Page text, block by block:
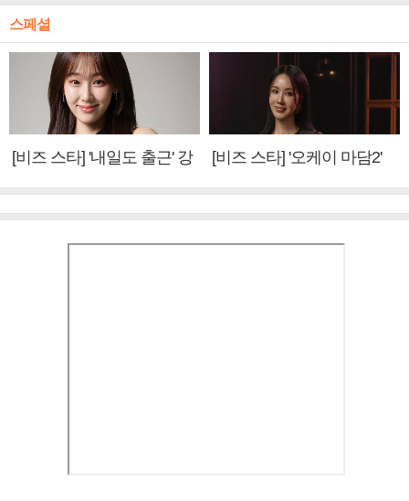
스페셜
[비즈 스타] '내일도 출근' 강
[비즈 스타] '오케이 마담2'